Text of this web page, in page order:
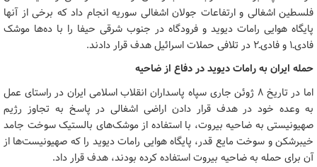
فلسطین اشغالی و ارتفاعات جولان اشغالی سوریه انجام داد که برخی از آنها
پایگاه هوایی رامات دیوید و فرودگاه در جنوب شرقی حیفا را با ده‌ها موشک
فادی‌ـ‌۱ و فادی‌ـ‌۲ در تلافی حملات اسرائیل هدف قرار دادند.
حمله ایران به رامات دیوید در دفاع از ضاحیه
اما در تاریخ ۸ ژوئن جاری سپاه پاسداران انقلاب اسلامی ایران در راستای عمل
به وعده خود در هدف قرار دادن اراضی اشغالی در پاسخ به تجاوز رژیم
صهیونیستی به ضاحیه بیروت، با استفاده از موشک‌های بالستیک سوخت جامد
خیبرشکن و سوخت مایع قدر، پایگاه هوایی رامات دیوید را که صهیونیست‌ها از
آن برای حمله به ضاحیه بیروت استفاده کرده بودند، هدف قرار داد.